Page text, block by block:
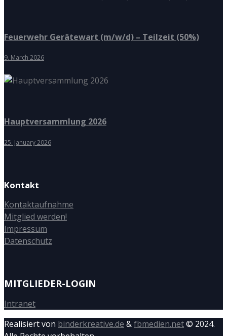
Feuerwehr Gerätewart (m/w/d) – Teilzeit (50%)
9. March 2026
Hauptversammlung 2026
25. January 2026
Kontakt
Kontaktaufnahme
Mitglied werden!
Impressum
Datenschutz
MITGLIEDER-LOGIN
Intranet
Realisiert von binderkreative.de &fbmedien.net© 2024.